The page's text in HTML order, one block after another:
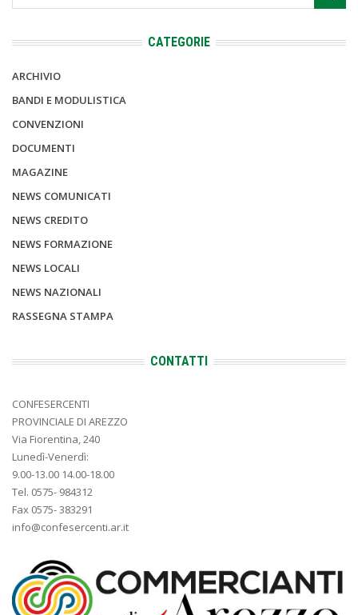
CATEGORIE
ARCHIVIO
BANDI E MODULISTICA
CONVENZIONI
DOCUMENTI
MAGAZINE
NEWS COMUNICATI
NEWS CREDITO
NEWS FORMAZIONE
NEWS LOCALI
NEWS NAZIONALI
RASSEGNA STAMPA
CONTATTI
CONFESERCENTI
PROVINCIALE DI AREZZO
Via Fiorentina, 240
Lunedì-Venerdì:
9.00-13.00 14.00-18.00
Tel. 0575- 984312
Fax 0575- 383291
info@confesercenti.ar.it